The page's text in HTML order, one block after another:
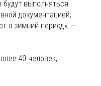
выполняться
документацией,
в зимний период», —
40 человек,